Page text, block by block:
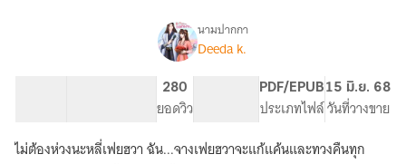
เรื่อง
กลับ
มา
นามปากกา
Deeda k.
280
ยอดวิว
PDF/EPUB
ประเภทไฟล์
15 มิ.ย. 68
วันที่วางขาย
ไม่ต้องห่วงนะหลี่เฟยฮวา ฉัน...จางเฟยฮวาจะแก้แค้นและทวงคืนทุก